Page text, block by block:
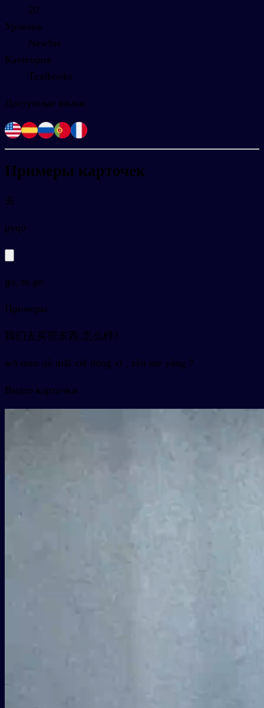
20
Уровень
Newbie
Категория
Textbooks
Доступные языки
Примеры карточек
去
pyqù
go, to go
Примеры
我们去买些东西,怎么样?
wǒ mén qù mǎi xiē dōng xī , zěn me yàng ?
Видео карточки